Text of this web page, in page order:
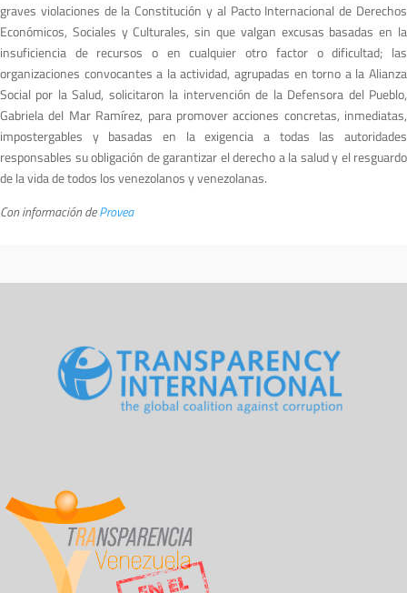
graves violaciones de la Constitución y al Pacto Internacional de Derechos
Económicos, Sociales y Culturales, sin que valgan excusas basadas en la
insuficiencia de recursos o en cualquier otro factor o dificultad; las
organizaciones convocantes a la actividad, agrupadas en torno a la Alianza
Social por la Salud, solicitaron la intervención de la Defensora del Pueblo,
Gabriela del Mar Ramírez, para promover acciones concretas, inmediatas,
impostergables y basadas en la exigencia a todas las autoridades
responsables su obligación de garantizar el derecho a la salud y el resguardo
de la vida de todos los venezolanos y venezolanas.
Con información deProvea